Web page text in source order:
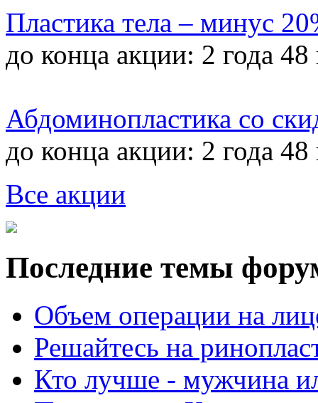
Пластика тела – минус
до конца акции: 2 года 48
Абдоминопластика со
до конца акции: 2 года 48
Все акции
Последние темы
Объем операции на
Решайтесь на
Кто лучше - мужчина